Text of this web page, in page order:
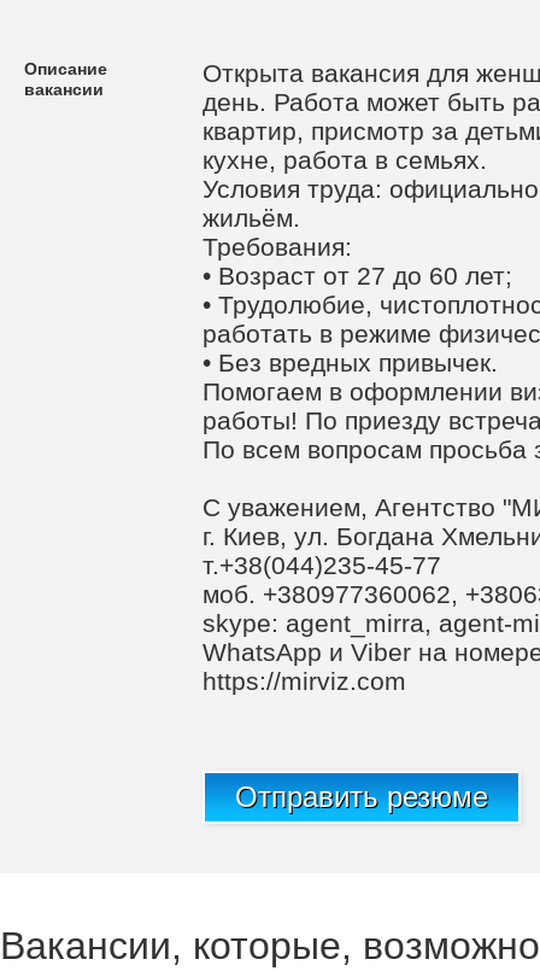
Описание
вакансии
Открыта вакансия для
день. Работа может быть
квартир, присмотр за
кухне, работа в семьях.
Условия труда:
жильём.
Требования:
• Возраст от 27 до 60 лет;
• Трудолюбие,
работать в режиме
• Без вредных привычек.
Помогаем в оформлении
работы! По приезду
По всем вопросам просьба
С уважением, Агентство
г. Киев, ул. Богдана
т.+38(044)235-45-77
моб. +380977360062,
skype: agent_mirra, agent-
WhatsApp и Viber на
https://mirviz.com
Отправить резюме
Вакансии, которые,